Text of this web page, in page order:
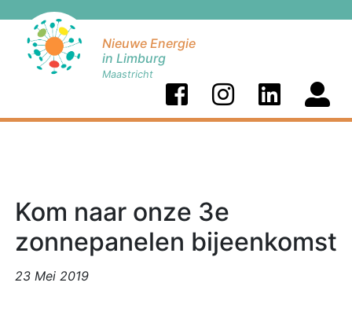
Nieuwe Energie
in Limburg
Maastricht
Kom naar onze 3e
zonnepanelen bijeenkomst
23 Mei 2019